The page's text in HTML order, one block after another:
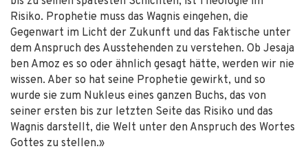
Risiko. Prophetie muss das Wagnis eingehen, die
Gegenwart im Licht der Zukunft und das Faktische unter
dem Anspruch des Ausstehenden zu verstehen. Ob Jesaja
ben Amoz es so oder ähnlich gesagt hätte, werden wir nie
wissen. Aber so hat seine Prophetie gewirkt, und so
wurde sie zum Nukleus eines ganzen Buchs, das von
seiner ersten bis zur letzten Seite das Risiko und das
Wagnis darstellt, die Welt unter den Anspruch des Wortes
Gottes zu stellen.»